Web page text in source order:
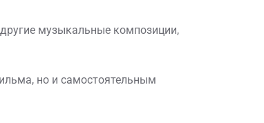
музыкальные композиции,
но и самостоятельным